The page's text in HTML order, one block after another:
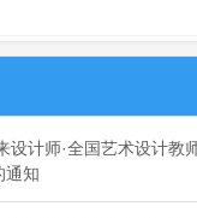
设计师·全国艺术设计教
通知